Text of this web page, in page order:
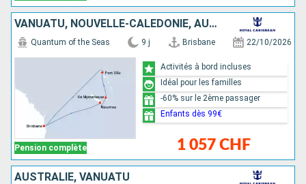
VANUATU, NOUVELLE-CALÉDONIE, AUSTRALIE
Pension complète
Quantum of the Seas 9 j Brisbane 22/10/2026
1 057 CHF
Activités à bord incluses
Idéal pour les familles
-60% sur le 2ème passager
Enfants dès 99€
AUSTRALIE, VANUATU